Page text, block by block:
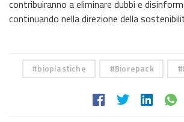
contribuiranno a eliminare dubbi e
continuando nella direzione della
bioplastiche Biorepack